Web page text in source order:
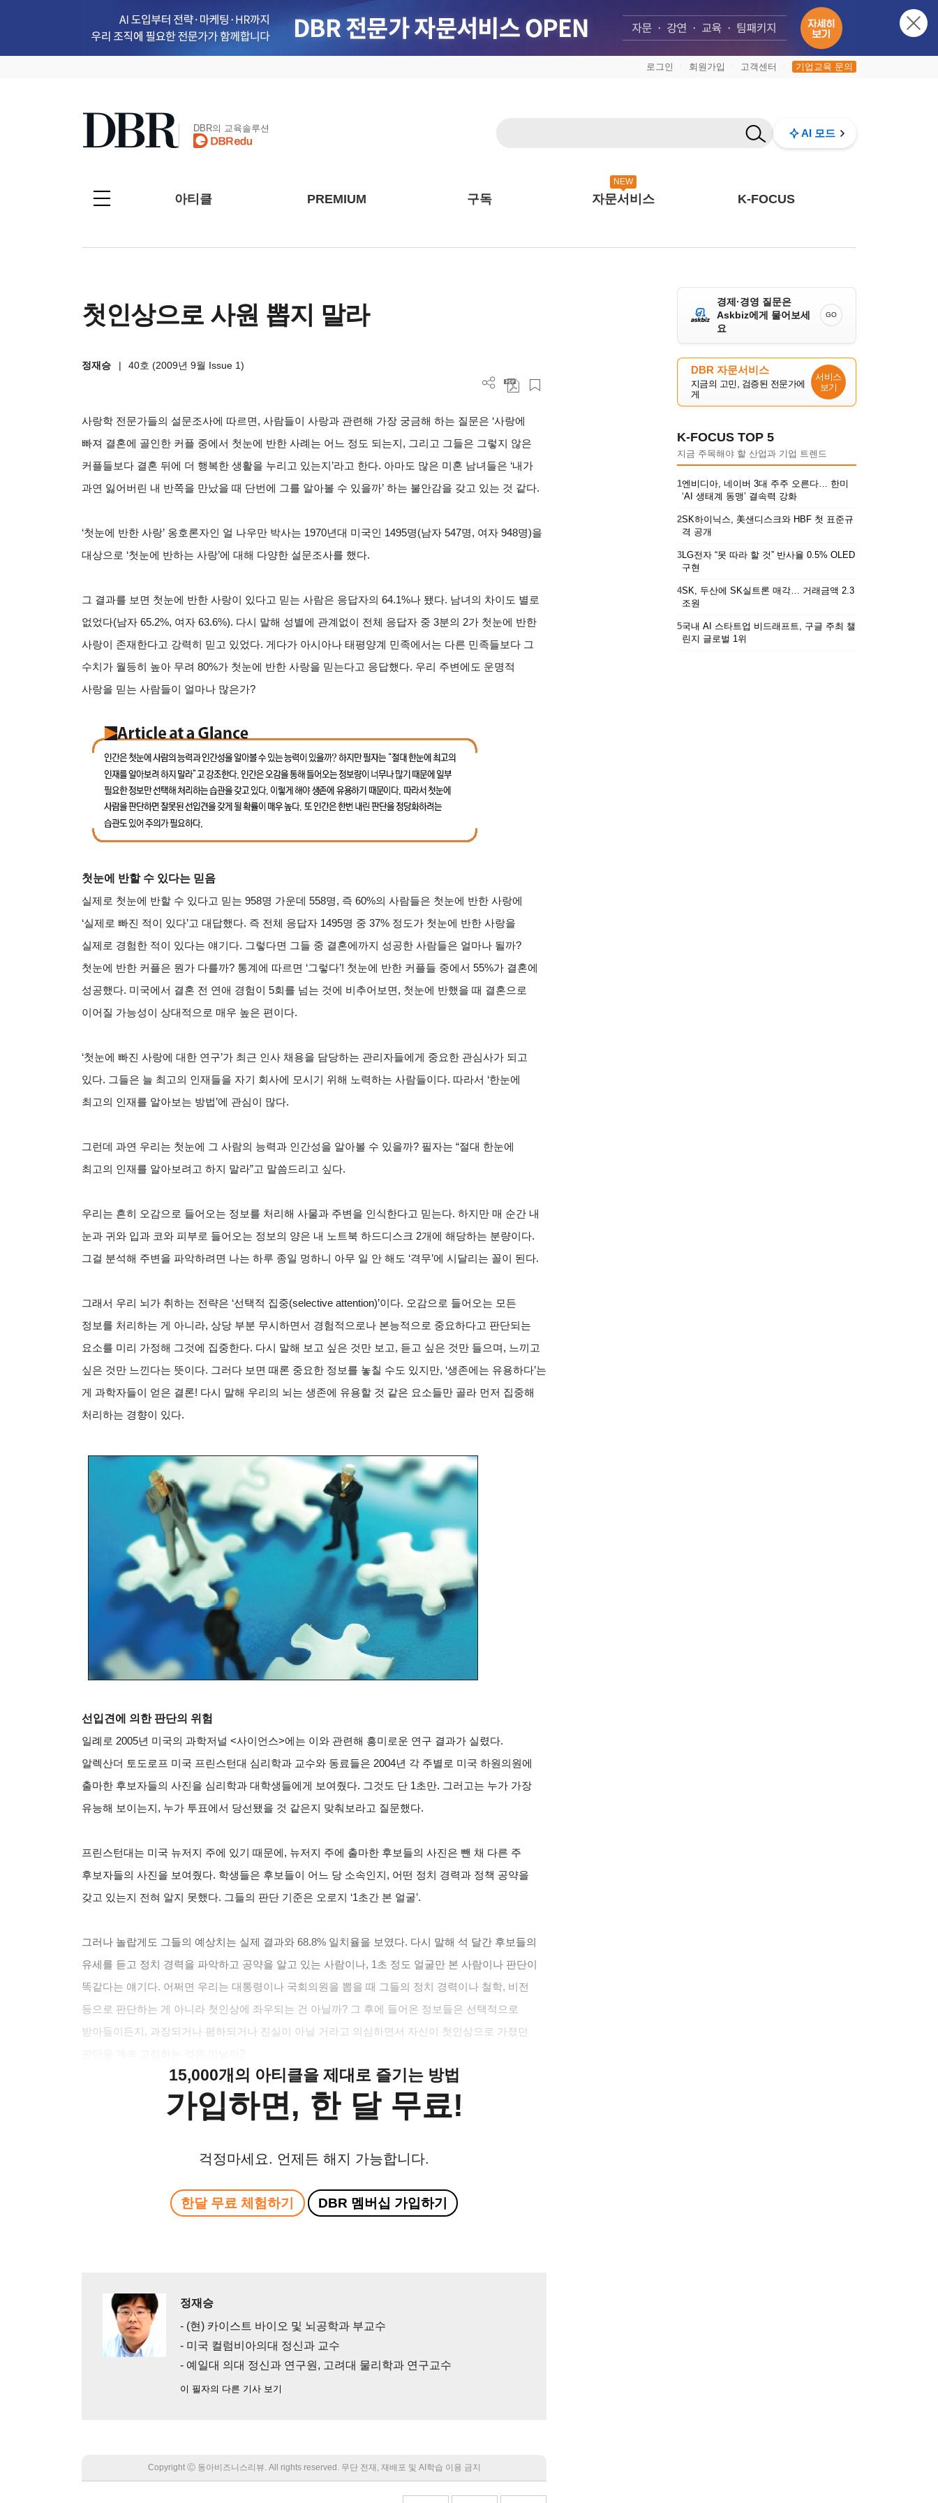
로그인 회원가입 고객센터 기업교육 문의
DBR의 교육솔루션 AI 모드
아티클 PREMIUM 구독
NEW
자문서비스 K-FOCUS
첫인상으로 사원 뽑지 말라
정재승 | 40호 (2009년 9월 Issue 1)
사랑학 전문가들의 설문조사에 따르면, 사람들이 사랑과 관련해 가장 궁금해 하는 질문은 ‘사랑에
빠져 결혼에 골인한 커플 중에서 첫눈에 반한 사례는 어느 정도 되는지, 그리고 그들은 그렇지 않은
커플들보다 결혼 뒤에 더 행복한 생활을 누리고 있는지’라고 한다. 아마도 많은 미혼 남녀들은 ‘내가
과연 잃어버린 내 반쪽을 만났을 때 단번에 그를 알아볼 수 있을까’ 하는 불안감을 갖고 있는 것 같다.
‘첫눈에 반한 사랑’ 옹호론자인 얼 나우만 박사는 1970년대 미국인 1495명(남자 547명, 여자 948명)을
대상으로 ‘첫눈에 반하는 사랑’에 대해 다양한 설문조사를 했다.
그 결과를 보면 첫눈에 반한 사랑이 있다고 믿는 사람은 응답자의 64.1%나 됐다. 남녀의 차이도 별로
없었다(남자 65.2%, 여자 63.6%). 다시 말해 성별에 관계없이 전체 응답자 중 3분의 2가 첫눈에 반한
사랑이 존재한다고 강력히 믿고 있었다. 게다가 아시아나 태평양계 민족에서는 다른 민족들보다 그
수치가 월등히 높아 무려 80%가 첫눈에 반한 사랑을 믿는다고 응답했다. 우리 주변에도 운명적
사랑을 믿는 사람들이 얼마나 많은가?
첫눈에 반할 수 있다는 믿음
실제로 첫눈에 반할 수 있다고 믿는 958명 가운데 558명, 즉 60%의 사람들은 첫눈에 반한 사랑에
‘실제로 빠진 적이 있다’고 대답했다. 즉 전체 응답자 1495명 중 37% 정도가 첫눈에 반한 사랑을
실제로 경험한 적이 있다는 얘기다. 그렇다면 그들 중 결혼에까지 성공한 사람들은 얼마나 될까?
첫눈에 반한 커플은 뭔가 다를까? 통계에 따르면 ‘그렇다’! 첫눈에 반한 커플들 중에서 55%가 결혼에
성공했다. 미국에서 결혼 전 연애 경험이 5회를 넘는 것에 비추어보면, 첫눈에 반했을 때 결혼으로
이어질 가능성이 상대적으로 매우 높은 편이다.
‘첫눈에 빠진 사랑에 대한 연구’가 최근 인사 채용을 담당하는 관리자들에게 중요한 관심사가 되고
있다. 그들은 늘 최고의 인재들을 자기 회사에 모시기 위해 노력하는 사람들이다. 따라서 ‘한눈에
최고의 인재를 알아보는 방법’에 관심이 많다.
그런데 과연 우리는 첫눈에 그 사람의 능력과 인간성을 알아볼 수 있을까? 필자는 “절대 한눈에
최고의 인재를 알아보려고 하지 말라”고 말씀드리고 싶다.
우리는 흔히 오감으로 들어오는 정보를 처리해 사물과 주변을 인식한다고 믿는다. 하지만 매 순간 내
눈과 귀와 입과 코와 피부로 들어오는 정보의 양은 내 노트북 하드디스크 2개에 해당하는 분량이다.
그걸 분석해 주변을 파악하려면 나는 하루 종일 멍하니 아무 일 안 해도 ‘격무’에 시달리는 꼴이 된다.
그래서 우리 뇌가 취하는 전략은 ‘선택적 집중(selective attention)’이다. 오감으로 들어오는 모든
정보를 처리하는 게 아니라, 상당 부분 무시하면서 경험적으로나 본능적으로 중요하다고 판단되는
요소를 미리 가정해 그것에 집중한다. 다시 말해 보고 싶은 것만 보고, 듣고 싶은 것만 들으며, 느끼고
싶은 것만 느낀다는 뜻이다. 그러다 보면 때론 중요한 정보를 놓칠 수도 있지만, ‘생존에는 유용하다’는
게 과학자들이 얻은 결론! 다시 말해 우리의 뇌는 생존에 유용할 것 같은 요소들만 골라 먼저 집중해
처리하는 경향이 있다.
선입견에 의한 판단의 위험
일례로 2005년 미국의 과학저널 <사이언스>에는 이와 관련해 흥미로운 연구 결과가 실렸다.
알렉산더 토도로프 미국 프린스턴대 심리학과 교수와 동료들은 2004년 각 주별로 미국 하원의원에
출마한 후보자들의 사진을 심리학과 대학생들에게 보여줬다. 그것도 단 1초만. 그러고는 누가 가장
유능해 보이는지, 누가 투표에서 당선됐을 것 같은지 맞춰보라고 질문했다.
프린스턴대는 미국 뉴저지 주에 있기 때문에, 뉴저지 주에 출마한 후보들의 사진은 뺀 채 다른 주
후보자들의 사진을 보여줬다. 학생들은 후보들이 어느 당 소속인지, 어떤 정치 경력과 정책 공약을
갖고 있는지 전혀 알지 못했다. 그들의 판단 기준은 오로지 ‘1초간 본 얼굴’.
그러나 놀랍게도 그들의 예상치는 실제 결과와 68.8% 일치율을 보였다. 다시 말해 석 달간 후보들의
유세를 듣고 정치 경력을 파악하고 공약을 알고 있는 사람이나, 1초 정도 얼굴만 본 사람이나 판단이
똑같다는 얘기다. 어쩌면 우리는 대통령이나 국회의원을 뽑을 때 그들의 정치 경력이나 철학, 비전
등으로 판단하는 게 아니라 첫인상에 좌우되는 건 아닐까? 그 후에 들어온 정보들은 선택적으로
받아들이든지, 과장되거나 폄하되거나 진실이 아닐 거라고 의심하면서 자신이 첫인상으로 가졌던
15,000개의 아티클을 제대로 즐기는 방법
가입하면, 한 달 무료!
걱정마세요. 언제든 해지 가능합니다.
한달 무료 체험하기 DBR 멤버십 가입하기
정재승
- (현) 카이스트 바이오 및 뇌공학과 부교수
- 미국 컬럼비아의대 정신과 교수
- 예일대 의대 정신과 연구원, 고려대 물리학과 연구교수
이 필자의 다른 기사 보기
Copyright Ⓒ 동아비즈니스리뷰. All rights reserved. 무단 전재, 재배포 및 AI학습 이용 금지
경제·경영 질문은
Askbiz에게 물어보세
요
GO
DBR 자문서비스
지금의 고민, 검증된 전문가에
게
서비스
보기
K-FOCUS TOP 5
지금 주목해야 할 산업과 기업 트렌드
1엔비디아, 네이버 3대 주주 오른다… 한미
‘AI 생태계 동맹’ 결속력 강화
2SK하이닉스, 美샌디스크와 HBF 첫 표준규
격 공개
3LG전자 “못 따라 할 것” 반사율 0.5% OLED
구현
4SK, 두산에 SK실트론 매각… 거래금액 2.3
조원
5국내 AI 스타트업 비드래프트, 구글 주최 챌
린지 글로벌 1위